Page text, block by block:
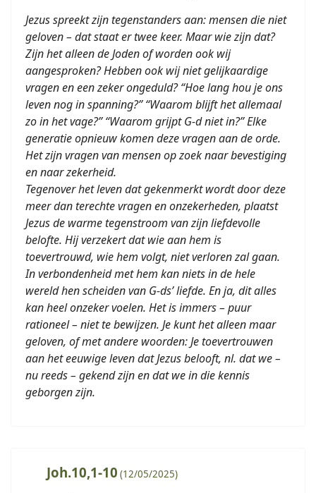
Jezus spreekt zijn tegenstanders aan: mensen die niet
geloven – dat staat er twee keer. Maar wie zijn dat?
Zijn het alleen de Joden of worden ook wij
aangesproken? Hebben ook wij niet gelijkaardige
vragen en een zeker ongeduld? “Hoe lang hou je ons
leven nog in spanning?” “Waarom blijft het allemaal
zo in het vage?” “Waarom grijpt G-d niet in?” Elke
generatie opnieuw komen deze vragen aan de orde.
Het zijn vragen van mensen op zoek naar bevestiging
en naar zekerheid.
Tegenover het leven dat gekenmerkt wordt door deze
meer dan terechte vragen en onzekerheden, plaatst
Jezus de warme tegenstroom van zijn liefdevolle
belofte. Hij verzekert dat wie aan hem is
toevertrouwd, wie hem volgt, niet verloren zal gaan.
In verbondenheid met hem kan niets in de hele
wereld hen scheiden van G-ds’ liefde. En ja, dit alles
kan heel onzeker voelen. Het is immers – puur
rationeel – niet te bewijzen. Je kunt het alleen maar
geloven, of met andere woorden: Je toevertrouwen
aan het eeuwige leven dat Jezus belooft, nl. dat we –
nu reeds – gekend zijn en dat we in die kennis
geborgen zijn.
Joh.10,1-10 (12/05/2025)